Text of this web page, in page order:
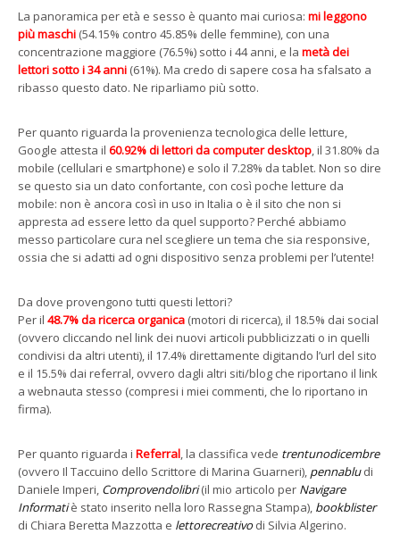
La panoramica per età e sesso è quanto mai curiosa: mi leggono
più maschi (54.15% contro 45.85% delle femmine), con una
concentrazione maggiore (76.5%) sotto i 44 anni, e la metà dei
lettori sotto i 34 anni (61%). Ma credo di sapere cosa ha sfalsato a
ribasso questo dato. Ne riparliamo più sotto.
Per quanto riguarda la provenienza tecnologica delle letture,
Google attesta il 60.92% di lettori da computer desktop, il 31.80% da
mobile (cellulari e smartphone) e solo il 7.28% da tablet. Non so dire
se questo sia un dato confortante, con così poche letture da
mobile: non è ancora così in uso in Italia o è il sito che non si
appresta ad essere letto da quel supporto? Perché abbiamo
messo particolare cura nel scegliere un tema che sia responsive,
ossia che si adatti ad ogni dispositivo senza problemi per l’utente!
Da dove provengono tutti questi lettori?
Per il 48.7% da ricerca organica (motori di ricerca), il 18.5% dai social
(ovvero cliccando nel link dei nuovi articoli pubblicizzati o in quelli
condivisi da altri utenti), il 17.4% direttamente digitando l’url del sito
e il 15.5% dai referral, ovvero dagli altri siti/blog che riportano il link
a webnauta stesso (compresi i miei commenti, che lo riportano in
firma).
Per quanto riguarda i Referral, la classifica vede trentunodicembre
(ovvero Il Taccuino dello Scrittore di Marina Guarneri), pennabludi
Daniele Imperi, Comprovendolibri(il mio articolo per Navigare
Informatiè stato inserito nella loro Rassegna Stampa), bookblister
di Chiara Beretta Mazzotta e lettorecreativo di Silvia Algerino.